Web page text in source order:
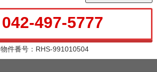
042-497-5777
物件番号：RHS-991010504